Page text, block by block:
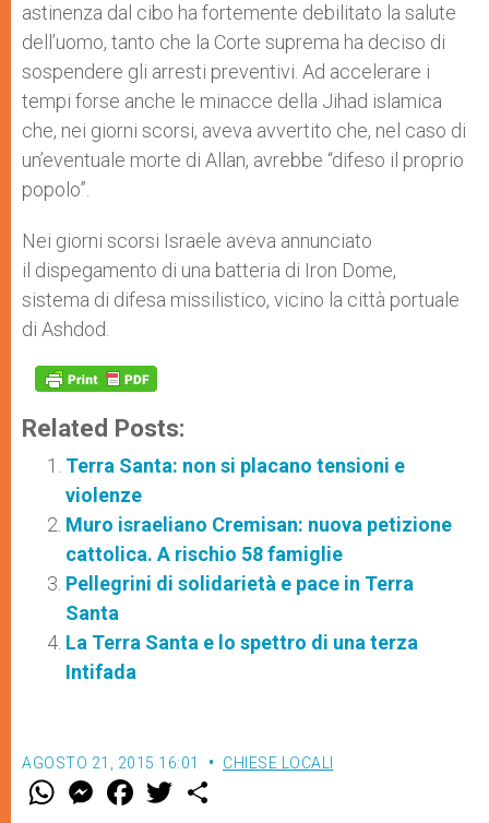
astinenza dal cibo ha fortemente debilitato la salute
dell’uomo, tanto che la Corte suprema ha deciso di
sospendere gli arresti preventivi. Ad accelerare i
tempi forse anche le minacce della Jihad islamica
che, nei giorni scorsi, aveva avvertito che, nel caso di
un’eventuale morte di Allan, avrebbe “difeso il proprio
popolo”.
Nei giorni scorsi Israele aveva annunciato
il dispegamento di una batteria di Iron Dome,
sistema di difesa missilistico, vicino la città portuale
di Ashdod.
Related Posts:
Terra Santa: non si placano tensioni e
violenze
Muro israeliano Cremisan: nuova petizione
cattolica. A rischio 58 famiglie
Pellegrini di solidarietà e pace in Terra
Santa
La Terra Santa e lo spettro di una terza
Intifada
AGOSTO 21, 2015 16:01 CHIESE LOCALI
W M
e
F
a w